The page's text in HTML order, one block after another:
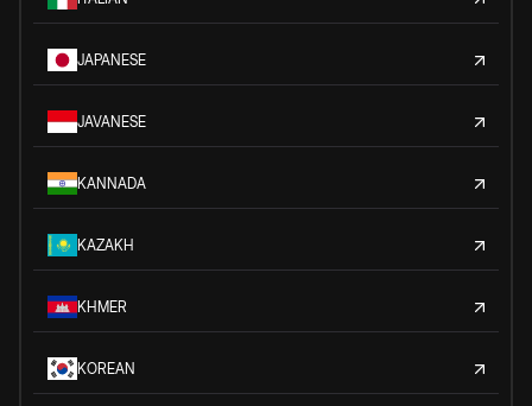
JAPANESE
JAVANESE
KANNADA
KAZAKH
KHMER
KOREAN